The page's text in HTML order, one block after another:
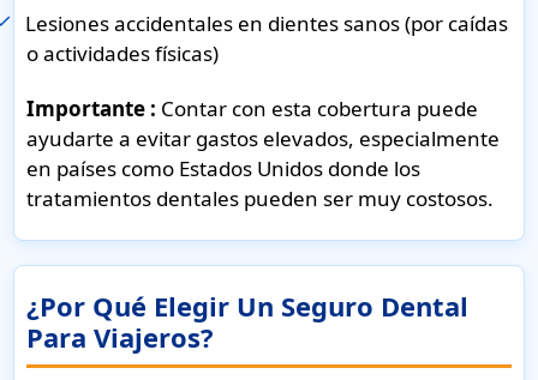
Lesiones accidentales en dientes sanos (por caídas
o actividades físicas)
Importante : Contar con esta cobertura puede
ayudarte a evitar gastos elevados, especialmente
en países como Estados Unidos donde los
tratamientos dentales pueden ser muy costosos.
¿Por Qué Elegir Un Seguro Dental
Para Viajeros?